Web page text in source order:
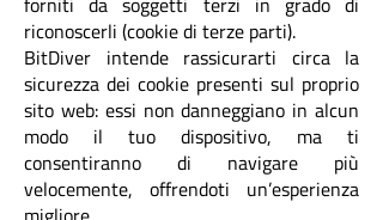
riconoscerli (cookie di terze parti).
BitDiver intende rassicurarti circa la
sicurezza dei cookie presenti sul proprio
sito web: essi non danneggiano in alcun
modo il tuo dispositivo, ma ti
consentiranno di navigare più
velocemente, offrendoti un’esperienza